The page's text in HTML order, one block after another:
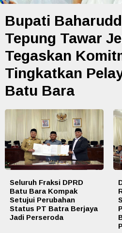
Bupati
Tepung Tawar
Tegaskan
Tingkatkan
Batu Bara
Seluruh Fraksi DPRD
Batu Bara Kompak
Setujui Perubahan
Status PT Batra Berjaya
Jadi Perseroda